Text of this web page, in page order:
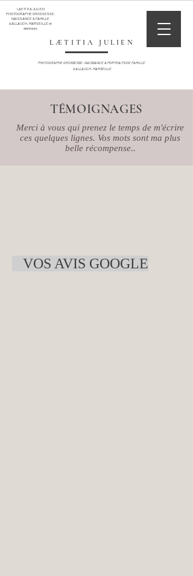
LAETITIA JULIEN
PHOTOGRAPHE GROSSESSE,
NAISSANCE & FAMILLE
à ALLAUCH, MARSEILLE et
alentours
LÆTITIA JULIEN
PHOTOGRAPHE GROSSESSE, NAISSANCE &PORTRAITSDE FAMILLE
à ALLAUCH, MARSEILLE
TÉMOIGNAGES
Merci à vous qui prenez le temps de m'écrire
ces quelques lignes. Vos mots sont ma plus
belle récompense..
VOS AVIS GOOGLE